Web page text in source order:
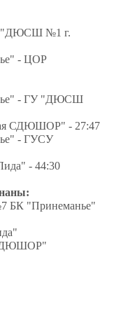
"ДЮСШ №1 г.
- ЦОР
- ГУ "ДЮСШ
СДЮШОР" - 27:47
- ГУСУ
- 44:30
"Принеманье"